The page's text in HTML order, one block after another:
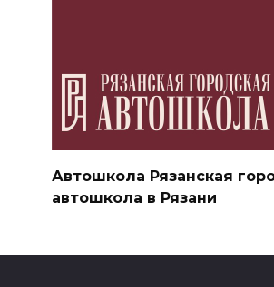
Автошкола Рязанская
автошкола в Рязани